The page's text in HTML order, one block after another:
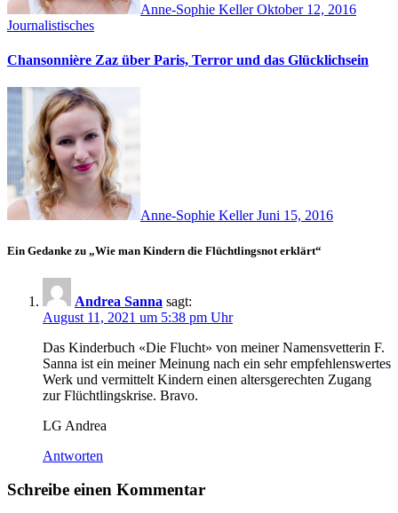
Anne-Sophie KellerOktober 12, 2016
Journalistisches
Chansonnière Zaz über Paris, Terror und das Glücklichsein
Anne-Sophie KellerJuni 15, 2016
Ein Gedanke zu „Wie man Kindern die Flüchtlingsnot erklärt“
Andrea Sanna sagt:
August 11, 2021 um 5:38 pm Uhr
Das Kinderbuch «Die Flucht» von meiner Namensvetterin F.
Sanna ist ein meiner Meinung nach ein sehr empfehlenswertes
Werk und vermittelt Kindern einen altersgerechten Zugang
zur Flüchtlingskrise. Bravo.
LG Andrea
Antworten
Schreibe einen Kommentar